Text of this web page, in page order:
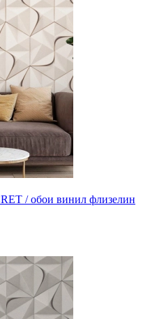
/ обои винил флизелин